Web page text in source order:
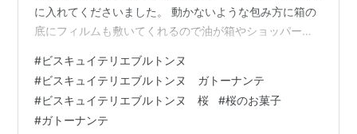
に入れてくださいました。 動かないような包み方に箱の
底にフィルムも敷いてくれるので油が箱やショッパーに
に丁寧に入れてもらえるなんて凄く感動でした！ お菓子
が大切にしてもらえてて嬉しいな。🌸ガトー・ナンテ 桜
クランベリー 442円 私は桜のガレットを買うつもりだっ
たのに、口がガトー・ナンテと言っていた🤣 まぁそこそ
#ビスキュイテリエブルトンヌ
#ビスキュイテリエブルトンヌ ガトーナンテ
#ビスキュイテリエブルトンヌ 桜 #桜のお菓子
#ガトーナンテ